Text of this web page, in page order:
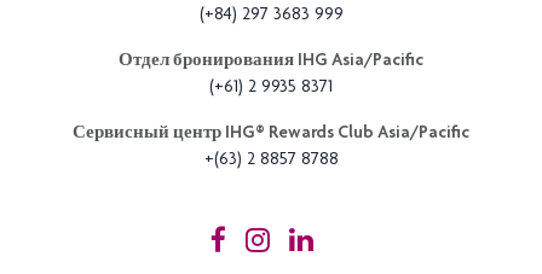
(+84) 297 3683 999
Отдел бронирования IHG Asia/Pacific
(+61) 2 9935 8371
Сервисный центр IHG®️ Rewards Club Asia/Pacific
+(63) 2 8857 8788